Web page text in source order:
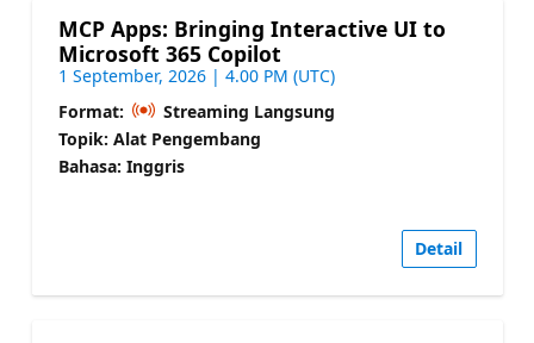
MCP Apps: Bringing Interactive UI to
Microsoft 365 Copilot
1 September, 2026 | 4.00 PM (UTC)
Format:
Streaming Langsung
Topik: Alat Pengembang
Bahasa: Inggris
Detail